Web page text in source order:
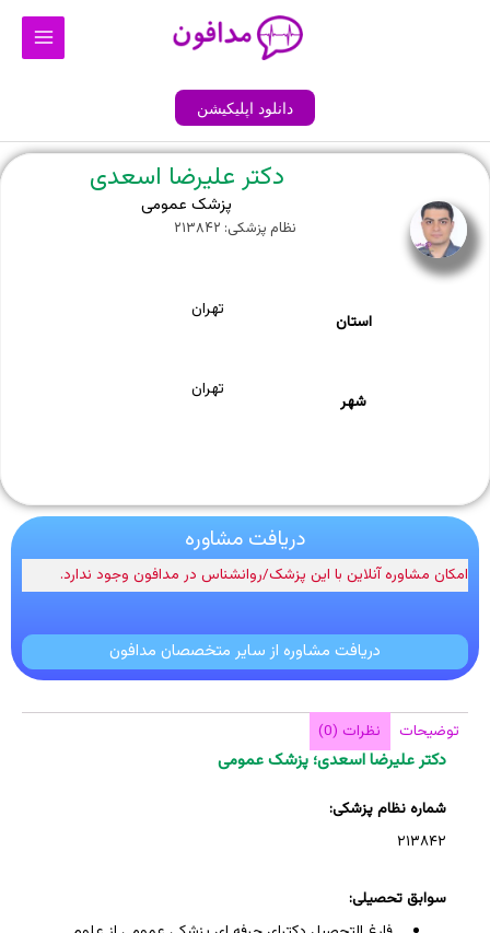
Main
دانلود اپلیکیشن
دکتر علیرضا اسعدی
پزشک عمومی
نظام پزشکی: ۲۱۳۸۴۲
استان
تهران
شهر
تهران
دریافت مشاوره
امکان مشاوره آنلاین با این پزشک/روانشناس در مدافون وجود ندارد.
دریافت مشاوره از سایر متخصصان مدافون
توضیحات نظرات (0)
دکتر علیرضا اسعدی؛ پزشک عمومی
شماره نظام پزشکی:
۲۱۳۸۴۲
سوابق تحصیلی: